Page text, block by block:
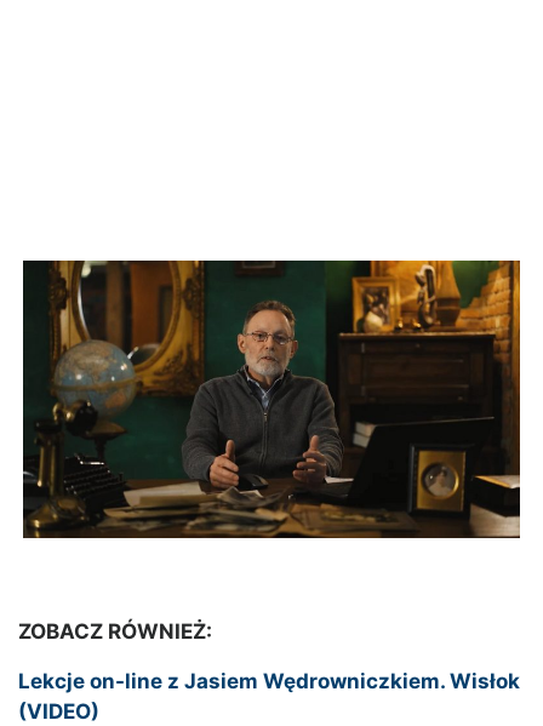
ZOBACZ RÓWNIEŻ:
Lekcje on-line z Jasiem Wędrowniczkiem. Wisłok
(VIDEO)